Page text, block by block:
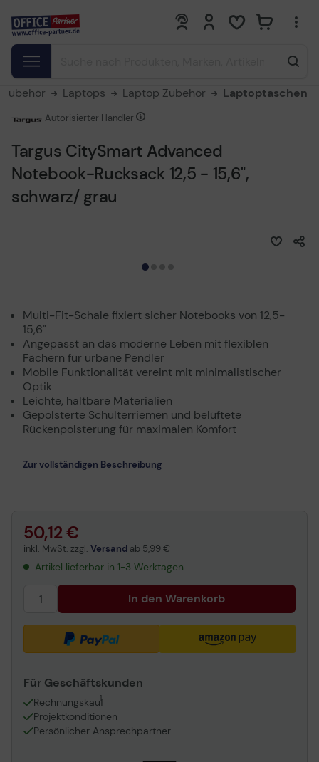
0 0
Laptops Laptop Zubehör Laptoptaschen
Targus CitySmart Advanced
Notebook-Rucksack 12,5 - 15,6",
schwarz/ grau
Autorisierter Händler
Multi-Fit-Schale fixiert sicher Notebooks von 12,5-
15,6"
Angepasst an das moderne Leben mit flexiblen
Fächern für urbane Pendler
Mobile Funktionalität vereint mit minimalistischer
Optik
Leichte, haltbare Materialien
Gepolsterte Schulterriemen und belüftete
Rückenpolsterung für maximalen Komfort
Zur vollständigen Beschreibung
50,12 €
inkl. MwSt. zzgl. Versand ab 5,99 €
Artikel lieferbar in 1-3 Werktagen.
In den Warenkorb
Für Geschäftskunden
Rechnungskauf
1
Projektkonditionen
Persönlicher Ansprechpartner